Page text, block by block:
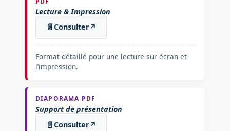
Lecture & Impression
📄Consulter↗
Format détaillé pour une lecture sur écran et
l’impression.
DIAPORAMA PDF
Support de présentation
📄Consulter↗